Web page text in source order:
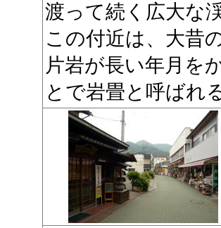
渡って続く広大な
この付近は、大昔
片岩が長い年月を
とで岩畳と呼ばれ